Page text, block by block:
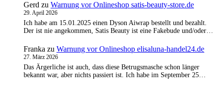
Gerd zu Warnung vor Onlineshop satis-beauty-store.de
29. April 2026
Ich habe am 15.01.2025 einen Dyson Aiwrap bestellt und bezahlt.
Der ist nie angekommen, Satis Beauty ist eine Fakebude und/oder…
Franka zu Warnung vor Onlineshop elisaluna-handel24.de
27. März 2026
Das Ärgerliche ist auch, dass diese Betrugsmasche schon länger
bekannt war, aber nichts passiert ist. Ich habe im September 25…